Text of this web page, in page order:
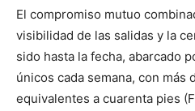
El compromiso mutuo
visibilidad de las salidas y la
sido hasta la fecha, abarcado
únicos cada semana, con más
equivalentes a cuarenta pies